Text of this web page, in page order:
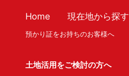
Home 現在地から探す
預かり証をお持ちのお客様へ
土地活用をご検討の方へ